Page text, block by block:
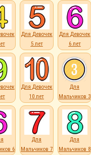
Для Девочек
5 лет
Для Девочек
6 лет
Для Девочек
10 лет
Для
Мальчиков 3
лет
6
Для
Мальчиков 7
Для
Мальчиков 8